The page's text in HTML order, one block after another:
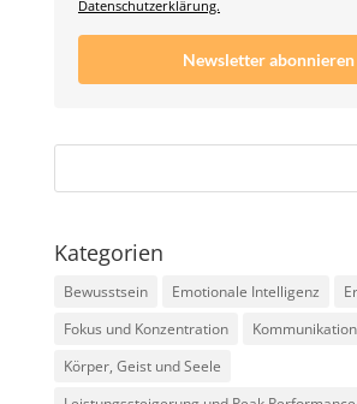
Datenschutzerklärung.
Newsletter abonnieren
Kategorien
Bewusstsein Emotionale Intelligenz
Fokus und Konzentration
Kommunikation
Körper, Geist und Seele